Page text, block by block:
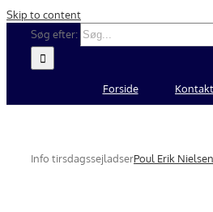
Skip to content
Søg efter:
Forside Kontakt
Info tirsdagssejladserPoul Erik Nielsen